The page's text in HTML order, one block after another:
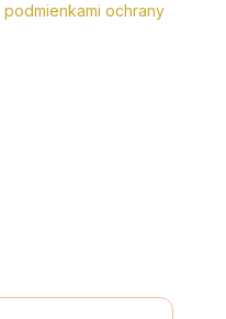
podmienkami ochrany